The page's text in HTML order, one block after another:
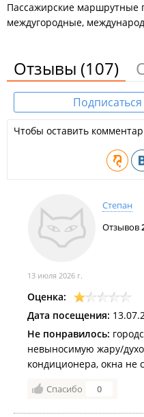
Пассажирские маршрутные
междугородные,
Отзывы (107)
Чтобы оставить
Степан
Отзывов
13 июля 2026 г.
Оценка:
Дата посещения:
Не понравилось:
невыносимую жару/
кондиционера, окна не
Спасибо 0